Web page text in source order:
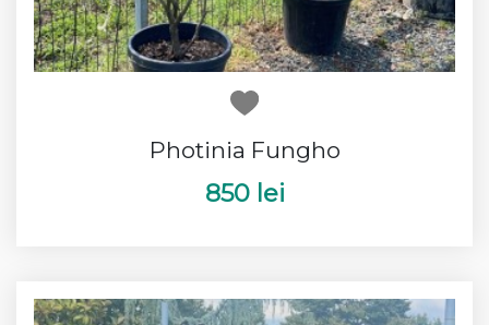
Photinia Fungho
850 lei